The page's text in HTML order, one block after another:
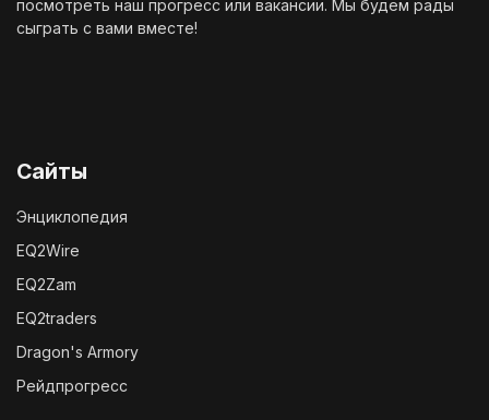
посмотреть наш прогресс или вакансии. Мы будем рады
сыграть с вами вместе!
Сайты
Энциклопедия
EQ2Wire
EQ2Zam
EQ2traders
Dragon's Armory
Рейдпрогресс